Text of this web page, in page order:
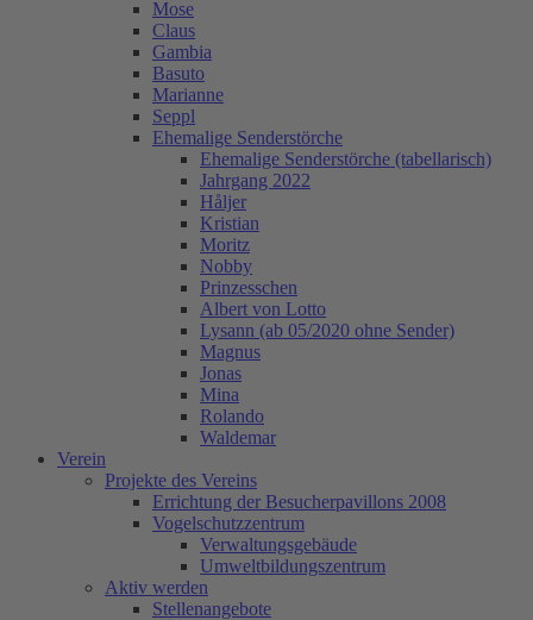
Mose
Claus
Gambia
Basuto
Marianne
Seppl
Ehemalige Senderstörche
Ehemalige Senderstörche (tabellarisch)
Jahrgang 2022
Håljer
Kristian
Moritz
Nobby
Prinzesschen
Albert von Lotto
Lysann (ab 05/2020 ohne Sender)
Magnus
Jonas
Mina
Rolando
Waldemar
Verein
Projekte des Vereins
Errichtung der Besucherpavillons 2008
Vogelschutzzentrum
Verwaltungsgebäude
Umweltbildungszentrum
Aktiv werden
Stellenangebote